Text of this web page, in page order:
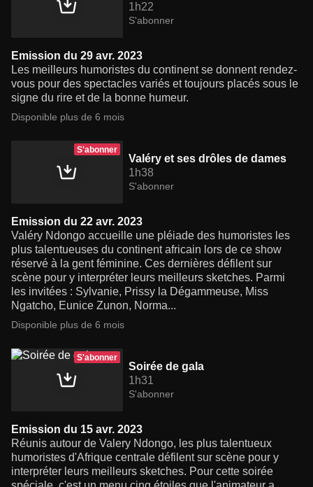
1h22
S'abonner
Emission du 29 avr. 2023
Les meilleurs humoristes du continent se donnent rendez-
vous pour des spectacles variés et toujours placés sous le
signe du rire et de la bonne humeur.
Disponible plus de 6 mois
S'abonner
Valéry et ses drôles de dames
1h38
S'abonner
Emission du 22 avr. 2023
Valéry Ndongo accueille une pléiade des humoristes les
plus talentueuses du continent africain lors de ce show
réservé à la gent féminine. Ces dernières défilent sur
scène pour y interpréter leurs meilleurs sketches. Parmi
les invitées : Sylvanie, Prissy la Dégammeuse, Miss
Ngatcho, Eunice Zunon, Norma...
Disponible plus de 6 mois
S'abonner
Soirée de gala
1h31
S'abonner
Emission du 15 avr. 2023
Réunis autour de Valery Ndongo, les plus talentueux
humoristes d'Afrique centrale défilent sur scène pour y
interpréter leurs meilleurs sketches. Pour cette soirée